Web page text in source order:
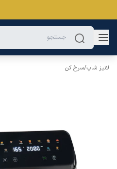
لانیز شاپ/سرخ کن